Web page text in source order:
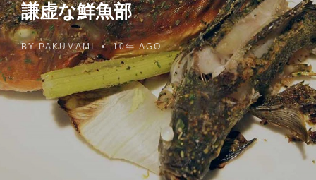
謙虚な鮮魚部
BYPAKUMAMI •10年 AGO